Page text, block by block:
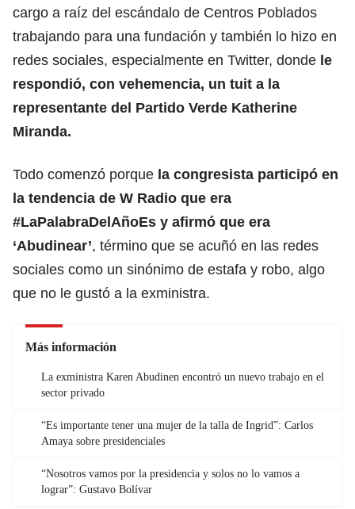
cargo a raíz del escándalo de Centros Poblados
trabajando para una fundación y también lo hizo en
redes sociales, especialmente en Twitter, donde le
respondió, con vehemencia, un tuit a la
representante del Partido Verde Katherine
Miranda.
Todo comenzó porque la congresista participó en
la tendencia de W Radio que era
#LaPalabraDelAñoEs y afirmó que era
‘Abudinear’, término que se acuñó en las redes
sociales como un sinónimo de estafa y robo, algo
que no le gustó a la exministra.
Más información
La exministra Karen Abudinen encontró un nuevo trabajo en el
sector privado
“Es importante tener una mujer de la talla de Ingrid”: Carlos
Amaya sobre presidenciales
“Nosotros vamos por la presidencia y solos no lo vamos a
lograr”: Gustavo Bolívar